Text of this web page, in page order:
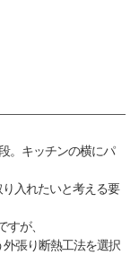
。キッチンの横にパ
入れたいと考える要
が、
張り断熱工法を選択